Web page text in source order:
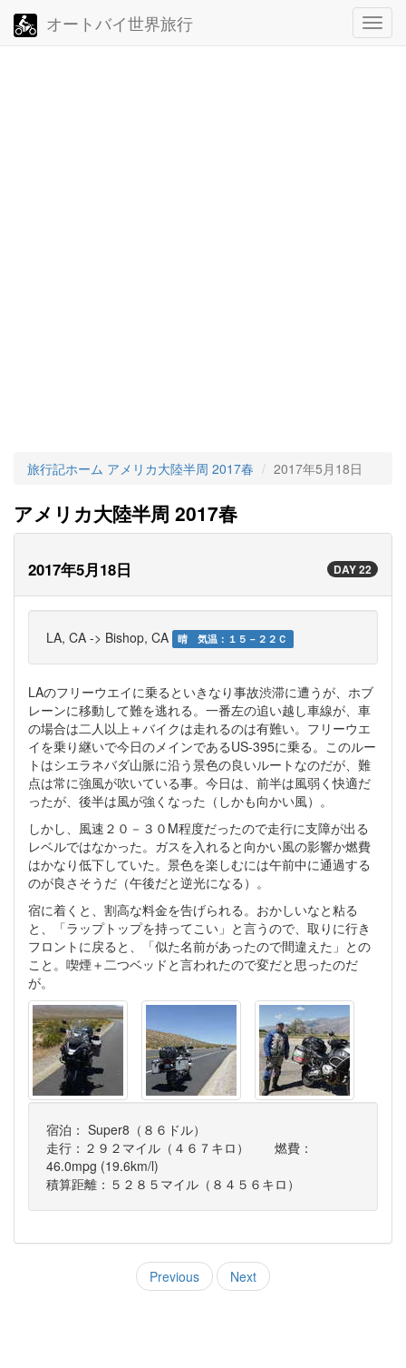
ト
グ
オートバイ世界旅行
旅行記ホーム アメリカ大陸半周 2017春 2017年5月18日
アメリカ大陸半周 2017春
2017年5月18日 DAY 22
LA, CA -> Bishop, CA 晴 気温：１５－２２Ｃ
LAのフリーウエイに乗るといきなり事故渋滞に遭うが、ホブ
レーンに移動して難を逃れる。一番左の追い越し車線が、車
の場合は二人以上＋バイクは走れるのは有難い。フリーウエ
イを乗り継いで今日のメインであるUS-395に乗る。このルー
トはシエラネバダ山脈に沿う景色の良いルートなのだが、難
点は常に強風が吹いている事。今日は、前半は風弱く快適だ
ったが、後半は風が強くなった（しかも向かい風）。
しかし、風速２０－３０M程度だったので走行に支障が出る
レベルではなかった。ガスを入れると向かい風の影響か燃費
はかなり低下していた。景色を楽しむには午前中に通過する
のが良さそうだ（午後だと逆光になる）。
宿に着くと、割高な料金を告げられる。おかしいなと粘る
と、「ラップトップを持ってこい」と言うので、取りに行き
フロントに戻ると、「似た名前があったので間違えた」との
こと。喫煙＋二つベッドと言われたので変だと思ったのだ
が。
宿泊： Super8（８６ドル）
走行：２９２マイル（４６７キロ） 燃費：
46.0mpg (19.6km/l)
積算距離：５２８５マイル（８４５６キロ）
Previous Next